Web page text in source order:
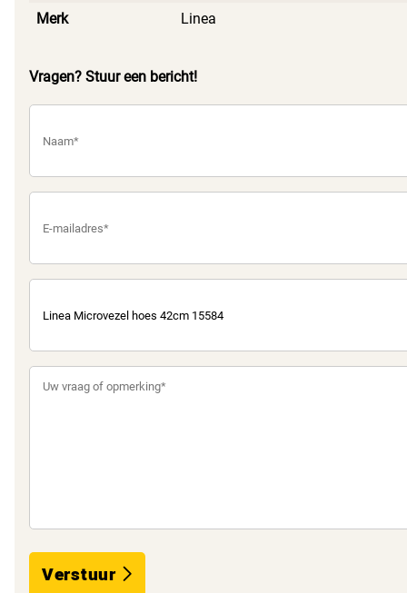
Merk
Linea
Vragen? Stuur een bericht!
Verstuur